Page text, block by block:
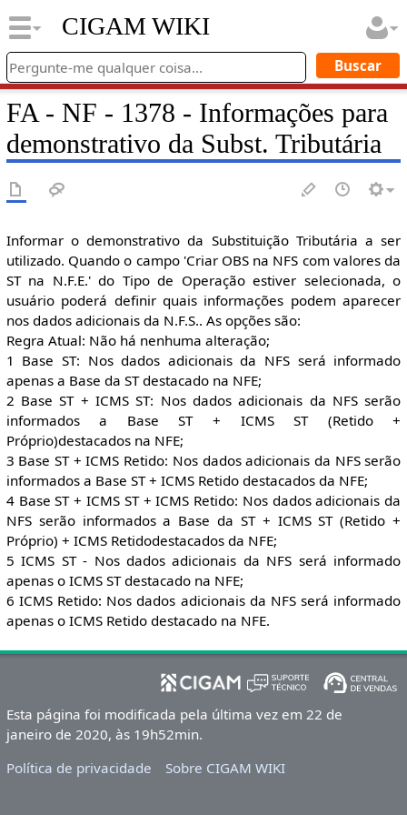
CIGAM WIKI
FA - NF - 1378 - Informações para
demonstrativo da Subst. Tributária
Informar o demonstrativo da Substituição Tributária a ser
utilizado. Quando o campo 'Criar OBS na NFS com valores da
ST na N.F.E.' do Tipo de Operação estiver selecionada, o
usuário poderá definir quais informações podem aparecer
nos dados adicionais da N.F.S.. As opções são:
Regra Atual: Não há nenhuma alteração;
1 Base ST: Nos dados adicionais da NFS será informado
apenas a Base da ST destacado na NFE;
2 Base ST + ICMS ST: Nos dados adicionais da NFS serão
informados a Base ST + ICMS ST (Retido +
Próprio)destacados na NFE;
3 Base ST + ICMS Retido: Nos dados adicionais da NFS serão
informados a Base ST + ICMS Retido destacados da NFE;
4 Base ST + ICMS ST + ICMS Retido: Nos dados adicionais da
NFS serão informados a Base da ST + ICMS ST (Retido +
Próprio) + ICMS Retidodestacados da NFE;
5 ICMS ST - Nos dados adicionais da NFS será informado
apenas o ICMS ST destacado na NFE;
6 ICMS Retido: Nos dados adicionais da NFS será informado
apenas o ICMS Retido destacado na NFE.
Esta página foi modificada pela última vez em 22 de
janeiro de 2020, às 19h52min.
Política de privacidade
Sobre CIGAM WIKI